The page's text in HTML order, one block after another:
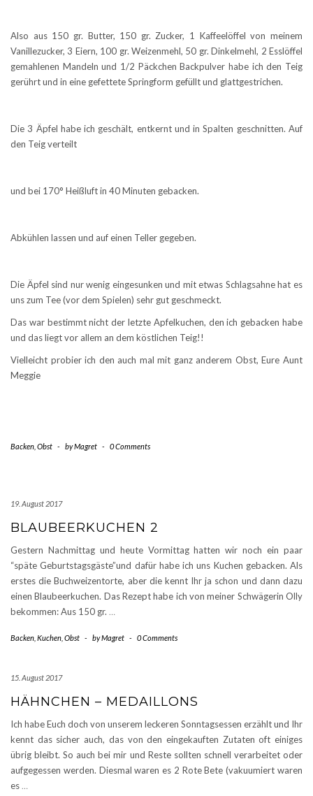
Also aus 150 gr. Butter, 150 gr. Zucker, 1 Kaffeelöffel von meinem
Vanillezucker, 3 Eiern, 100 gr. Weizenmehl, 50 gr. Dinkelmehl, 2 Esslöffel
gemahlenen Mandeln und 1/2 Päckchen Backpulver habe ich den Teig
gerührt und in eine gefettete Springform gefüllt und glattgestrichen.
Die 3 Äpfel habe ich geschält, entkernt und in Spalten geschnitten. Auf
den Teig verteilt
und bei 170° Heißluft in 40 Minuten gebacken.
Abkühlen lassen und auf einen Teller gegeben.
Die Äpfel sind nur wenig eingesunken und mit etwas Schlagsahne hat es
uns zum Tee (vor dem Spielen) sehr gut geschmeckt.
Das war bestimmt nicht der letzte Apfelkuchen, den ich gebacken habe
und das liegt vor allem an dem köstlichen Teig!!
Vielleicht probier ich den auch mal mit ganz anderem Obst, Eure Aunt
Meggie
Backen Obst - byMagret - 0 Comments
19. August 2017
BLAUBEERKUCHEN 2
Gestern Nachmittag und heute Vormittag hatten wir noch ein paar
“späte Geburtstagsgäste”und dafür habe ich uns Kuchen gebacken. Als
erstes die Buchweizentorte, aber die kennt Ihr ja schon und dann dazu
einen Blaubeerkuchen. Das Rezept habe ich von meiner Schwägerin Olly
bekommen: Aus 150 gr. …
Backen Kuchen Obst - byMagret - 0 Comments
15. August 2017
HÄHNCHEN – MEDAILLONS
Ich habe Euch doch von unserem leckeren Sonntagsessen erzählt und Ihr
kennt das sicher auch, das von den eingekauften Zutaten oft einiges
übrig bleibt. So auch bei mir und Reste sollten schnell verarbeitet oder
aufgegessen werden. Diesmal waren es 2 Rote Bete (vakuumiert waren
es…